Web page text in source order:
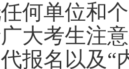
何单位和
大考生注
报名以及 “